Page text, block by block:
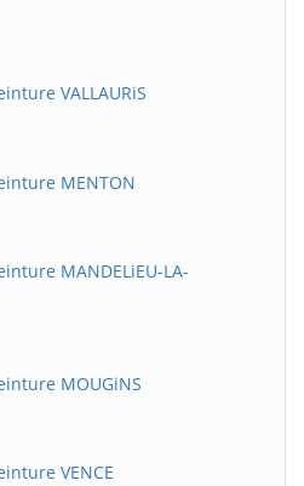
VALLAURiS
MENTON
MANDELiEU-LA-
MOUGiNS
VENCE